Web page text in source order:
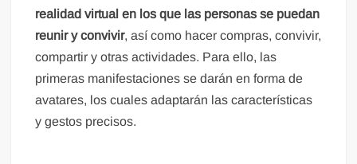
realidad virtual en los que las personas se puedan
reunir y convivir, así como hacer compras, convivir,
compartir y otras actividades. Para ello, las
primeras manifestaciones se darán en forma de
avatares, los cuales adaptarán las características
y gestos precisos.